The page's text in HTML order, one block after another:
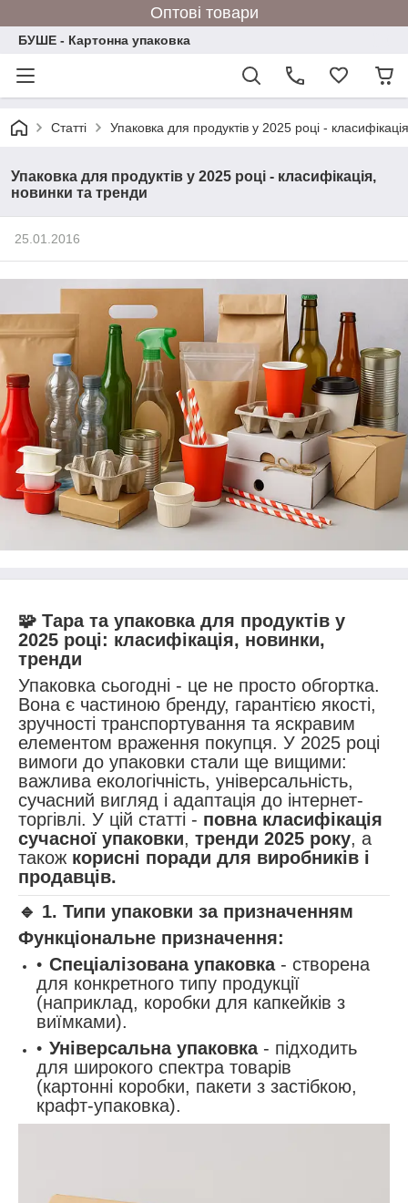
Оптові товари
БУШЕ - Картонна упаковка
Статті Упаковка для продуктів у 2025 році -
Упаковка для продуктів у 2025 році - класифікація,
новинки та тренди
25.01.2016
🧩 Тара та упаковка для продуктів у
2025 році: класифікація, новинки,
тренди
Упаковка сьогодні - це не просто обгортка.
Вона є частиною бренду, гарантією якості,
зручності транспортування та яскравим
елементом враження покупця. У 2025 році
вимоги до упаковки стали ще вищими:
важлива екологічність, універсальність,
сучасний вигляд і адаптація до інтернет-
торгівлі. У цій статті - повна класифікація
сучасної упаковки, тренди 2025 року, а
також корисні поради для виробників і
продавців.
🔹 1. Типи упаковки за призначенням
Функціональне призначення:
Спеціалізована упаковка- створена
для конкретного типу продукції
(наприклад, коробки для капкейків з
виїмками).
Універсальна упаковка- підходить
для широкого спектра товарів
(картонні коробки, пакети з застібкою,
крафт-упаковка).